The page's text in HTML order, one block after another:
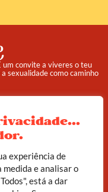
experiência de
medida e analisar o
está a dar
um convite a viveres o teu
sexualidade como caminho
Institucional
Sobre
de Privacidade
reservados.